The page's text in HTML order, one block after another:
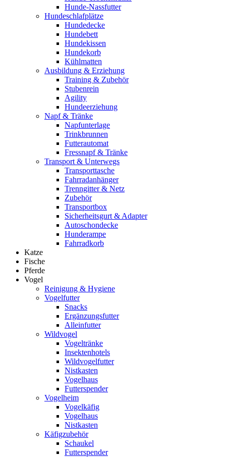
Hunde-Nassfutter
Hundeschlafplätze
Hundedecke
Hundebett
Hundekissen
Hundekorb
Kühlmatten
Ausbildung & Erziehung
Training & Zubehör
Stubenrein
Agility
Hundeerziehung
Napf & Tränke
Napfunterlage
Trinkbrunnen
Futterautomat
Fressnapf & Tränke
Transport & Unterwegs
Transporttasche
Fahrradanhänger
Trenngitter & Netz
Zubehör
Transportbox
Sicherheitsgurt & Adapter
Autoschondecke
Hunderampe
Fahrradkorb
Katze
Fische
Pferde
Vogel
Reinigung & Hygiene
Vogelfutter
Snacks
Ergänzungsfutter
Alleinfutter
Wildvogel
Vogeltränke
Insektenhotels
Wildvogelfutter
Nistkasten
Vogelhaus
Futterspender
Vogelheim
Vogelkäfig
Vogelhaus
Nistkasten
Käfigzubehör
Schaukel
Futterspender